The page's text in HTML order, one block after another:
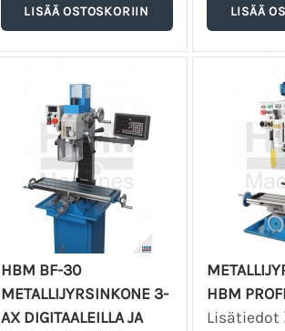
HBM BF-30
METALLIJYRSINKONE 3-
AX DIGITAALEILLA JA
HBM
Lisätiedot